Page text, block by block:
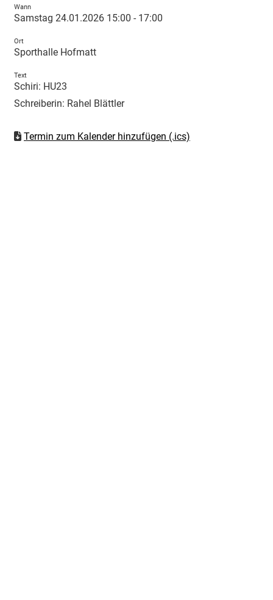
Wann
Samstag 24.01.2026 15:00 - 17:00
Ort
Sporthalle Hofmatt
Text
Schiri: HU23
Schreiberin: Rahel Blättler
Termin zum Kalender hinzufügen (.ics)